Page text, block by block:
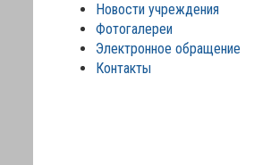
Новости учреждения
Фотогалереи
Электронное обращение
Контакты